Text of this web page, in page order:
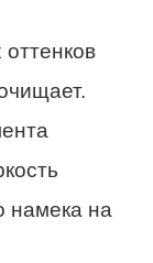
намека на